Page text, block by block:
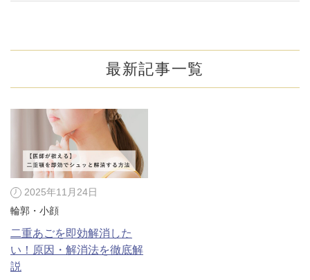
最新記事一覧
2025年11月24日
輪郭・小顔
二重あごを即効解消した
い！原因・解消法を徹底解
説